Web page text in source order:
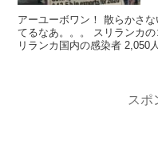
アーユーボワン！ 散らかさないようにするしかない。今は散らかっ
てるなあ。。。 スリランカのコロナ関連ニュース 今朝の時点で、ス
リランカ国内の感染者 2,050
スポ